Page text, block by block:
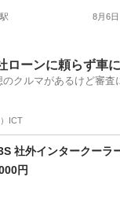
8月6日
中駅 パーツ FC3S
ローンに頼らず車
のクルマがあるけど審査
）ICT
社外インタークーラ
円